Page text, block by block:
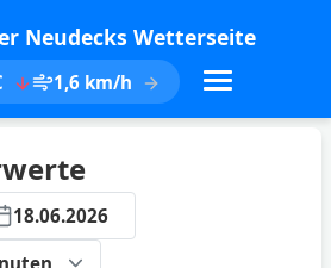
Neudecks Wetterseite
1,6 km/h
18.06.2026